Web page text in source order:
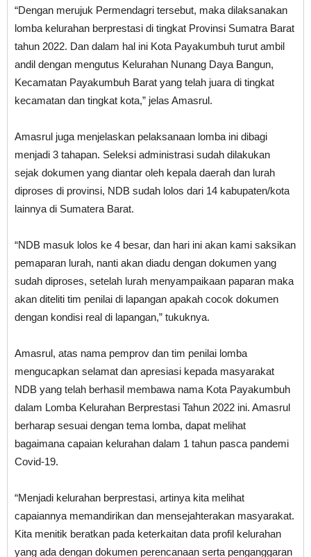
“Dengan merujuk Permendagri tersebut, maka dilaksanakan
lomba kelurahan berprestasi di tingkat Provinsi Sumatra Barat
tahun 2022. Dan dalam hal ini Kota Payakumbuh turut ambil
andil dengan mengutus Kelurahan Nunang Daya Bangun,
Kecamatan Payakumbuh Barat yang telah juara di tingkat
kecamatan dan tingkat kota,” jelas Amasrul.
Amasrul juga menjelaskan pelaksanaan lomba ini dibagi
menjadi 3 tahapan. Seleksi administrasi sudah dilakukan
sejak dokumen yang diantar oleh kepala daerah dan lurah
diproses di provinsi, NDB sudah lolos dari 14 kabupaten/kota
lainnya di Sumatera Barat.
“NDB masuk lolos ke 4 besar, dan hari ini akan kami saksikan
pemaparan lurah, nanti akan diadu dengan dokumen yang
sudah diproses, setelah lurah menyampaikaan paparan maka
akan diteliti tim penilai di lapangan apakah cocok dokumen
dengan kondisi real di lapangan,” tukuknya.
Amasrul, atas nama pemprov dan tim penilai lomba
mengucapkan selamat dan apresiasi kepada masyarakat
NDB yang telah berhasil membawa nama Kota Payakumbuh
dalam Lomba Kelurahan Berprestasi Tahun 2022 ini. Amasrul
berharap sesuai dengan tema lomba, dapat melihat
bagaimana capaian kelurahan dalam 1 tahun pasca pandemi
Covid-19.
“Menjadi kelurahan berprestasi, artinya kita melihat
capaiannya memandirikan dan mensejahterakan masyarakat.
Kita menitik beratkan pada keterkaitan data profil kelurahan
yang ada dengan dokumen perencanaan serta penganggaran